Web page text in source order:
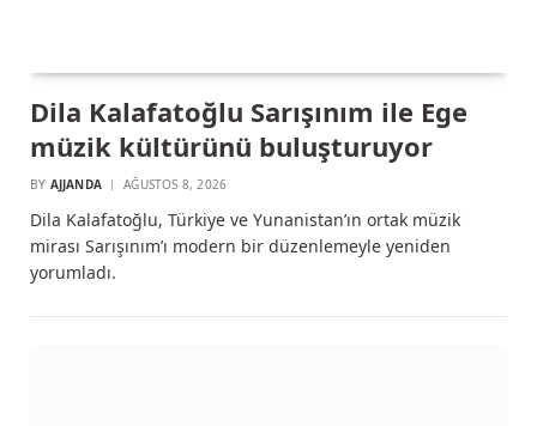
Dila Kalafatoğlu Sarışınım ile Ege
müzik kültürünü buluşturuyor
BY AJJANDA AĞUSTOS 8, 2026
Dila Kalafatoğlu, Türkiye ve Yunanistan’ın ortak müzik
mirası Sarışınım’ı modern bir düzenlemeyle yeniden
yorumladı.